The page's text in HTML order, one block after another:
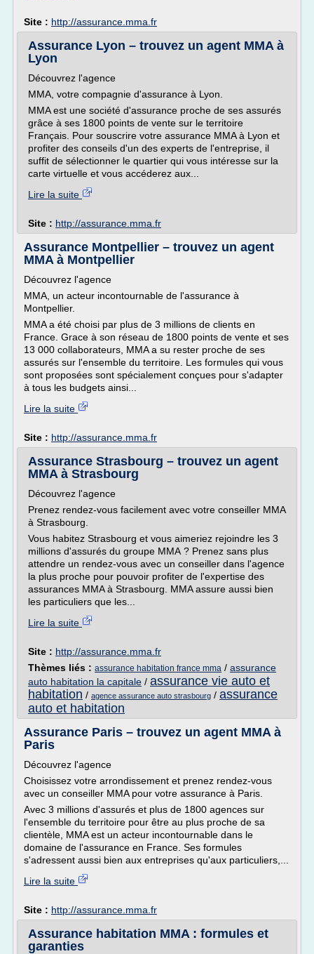
Site : http://assurance.mma.fr
Assurance Lyon – trouvez un agent MMA à
Lyon
Découvrez l'agence
MMA, votre compagnie d'assurance à Lyon.
MMA est une société d'assurance proche de ses assurés
grâce à ses 1800 points de vente sur le territoire
Français. Pour souscrire votre assurance MMA à Lyon et
profiter des conseils d'un des experts de l'entreprise, il
suffit de sélectionner le quartier qui vous intéresse sur la
carte virtuelle et vous accéderez aux...
Lire la suite
Site : http://assurance.mma.fr
Assurance Montpellier – trouvez un agent
MMA à Montpellier
Découvrez l'agence
MMA, un acteur incontournable de l'assurance à
Montpellier.
MMA a été choisi par plus de 3 millions de clients en
France. Grace à son réseau de 1800 points de vente et ses
13 000 collaborateurs, MMA a su rester proche de ses
assurés sur l'ensemble du territoire. Les formules qui vous
sont proposées sont spécialement conçues pour s'adapter
à tous les budgets ainsi...
Lire la suite
Site : http://assurance.mma.fr
Assurance Strasbourg – trouvez un agent
MMA à Strasbourg
Découvrez l'agence
Prenez rendez-vous facilement avec votre conseiller MMA
à Strasbourg.
Vous habitez Strasbourg et vous aimeriez rejoindre les 3
millions d'assurés du groupe MMA ? Prenez sans plus
attendre un rendez-vous avec un conseiller dans l'agence
la plus proche pour pouvoir profiter de l'expertise des
assurances MMA à Strasbourg. MMA assure aussi bien
les particuliers que les...
Lire la suite
Site : http://assurance.mma.fr
Thèmes liés : assurance habitation france mma / assurance
auto habitation la capitale / assurance vie auto et
habitation / agence assurance auto strasbourg / assurance
auto et habitation
Assurance Paris – trouvez un agent MMA à
Paris
Découvrez l'agence
Choisissez votre arrondissement et prenez rendez-vous
avec un conseiller MMA pour votre assurance à Paris.
Avec 3 millions d'assurés et plus de 1800 agences sur
l'ensemble du territoire pour être au plus proche de sa
clientèle, MMA est un acteur incontournable dans le
domaine de l'assurance en France. Ses formules
s'adressent aussi bien aux entreprises qu'aux particuliers,...
Lire la suite
Site : http://assurance.mma.fr
Assurance habitation MMA : formules et
garanties